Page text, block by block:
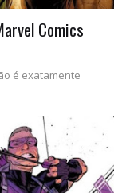
Comics
é exatamente